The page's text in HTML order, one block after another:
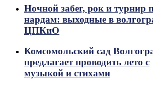
Ночной забег, рок и турнир
нардам: выходные в
ЦПКиО
Комсомольский сад
предлагает проводить лето с
музыкой и стихами